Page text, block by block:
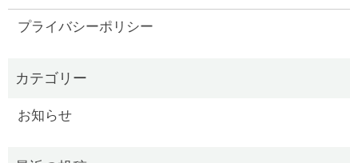
プライバシーポリシー
お知らせ